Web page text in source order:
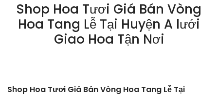
Shop Hoa Tươi Giá Bán Vòng
Hoa Tang Lễ Tại Huyện A lưới
Giao Hoa Tận Nơi
Shop Hoa Tươi Giá Bán Vòng Hoa Tang Lễ Tại